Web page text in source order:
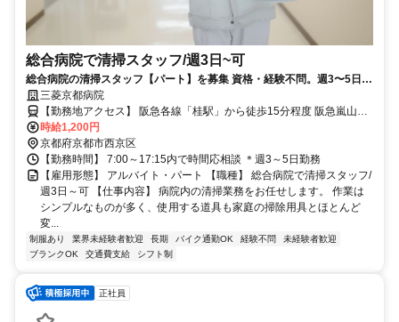
総合病院で清掃スタッフ/週3日~可
総合病院の清掃スタッフ【パート】を募集 資格・経験不問。週3〜5日
可。日勤のみ。制服貸与。バイク・自転車通勤可。
三菱京都病院
【勤務地アクセス】 阪急各線「桂駅」から徒歩15分程度 阪急嵐山線
時給1,200円
京都府京都市西京区
【勤務時間】 7:00～17:15内で時間応相談 ＊週3～5日勤務
【雇用形態】 アルバイト・パート 【職種】 総合病院で清掃スタッフ/
週3日～可 【仕事内容】 病院内の清掃業務をお任せします。 作業は
シンプルなものが多く、使用する道具も家庭の掃除用具とほとんど
変...
制服あり 業界未経験者歓迎 長期 バイク通勤OK 経験不問
未経験者歓迎
ブランクOK
交通費支給 シフト制
正社員